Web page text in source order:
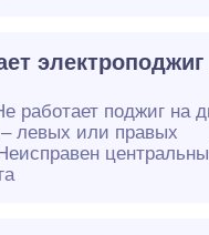
электроподжиг
работает поджиг на
левых или правых